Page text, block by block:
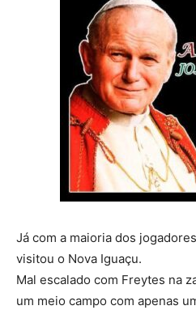
Já com a maioria dos
visitou o Nova Iguaçu.
Mal escalado com Freytes na
um meio campo com apenas